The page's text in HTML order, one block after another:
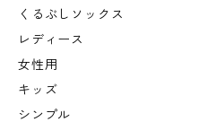
くるぶしソックス
レディース
女性用
キッズ
シンプル